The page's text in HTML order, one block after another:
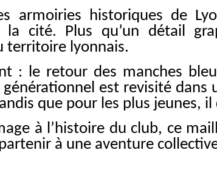
armoiries historiques de
la cité. Plus qu’un détail
territoire lyonnais.
: le retour des manches
est revisité
que pour les plus jeunes,
à l’histoire du club, ce
à une aventure